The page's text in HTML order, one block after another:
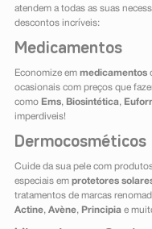
atendem a todas as suas
descontos incríveis:
Medicamentos
Economize em medicamentos
ocasionais com preços que
como Ems, Biosintética,
imperdiveis!
Dermocosméticos
Cuide da sua pele com
especiais em protetores
tratamentos de marcas
Actine, Avène, Principiae